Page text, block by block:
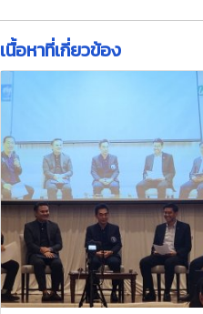
เนื้อหาที่เกี่ยวข้อง